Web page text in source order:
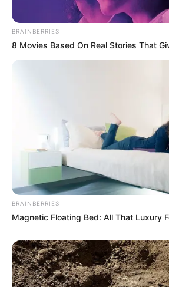
BRAINBERRIES
8 Movies Based On Real Stories That
BRAINBERRIES
Magnetic Floating Bed: All That Luxury